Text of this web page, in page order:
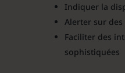
Indiquer la
Alerter sur
Faciliter des
sophistiquées